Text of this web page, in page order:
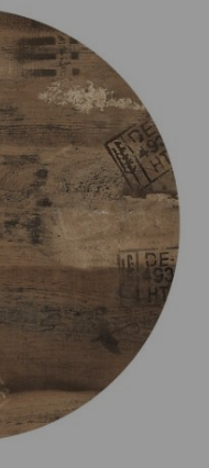
Prijsklasse:
€75.00
tot
€165.00